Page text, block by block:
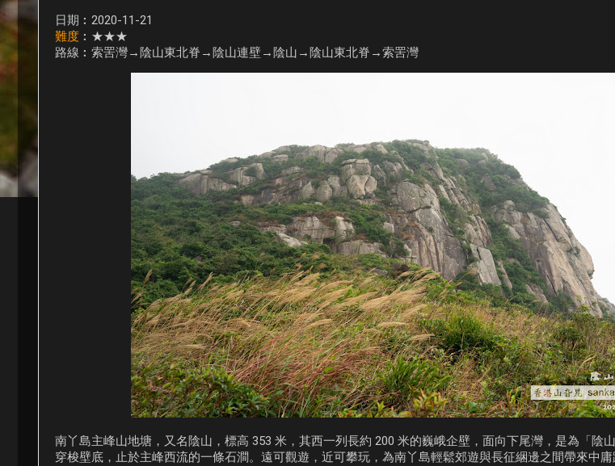
日期︰2020-11-21
難度 ︰★★★
路線︰索罟灣→陰山東北脊→陰山連壁→陰山→陰山東北脊→索罟灣
南丫島主峰山地塘，又名陰山，標高 353 米，其西一列長約 200 米的巍峨企壁，面向下尾灣，是為「陰
穿梭壁底，止於主峰西流的一條石澗。遠可觀遊，近可攀玩，為南丫島輕鬆郊遊與長征綑邊之間帶來中庸